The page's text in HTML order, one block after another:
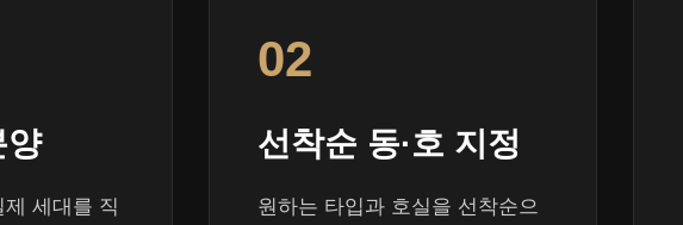
양
세대를 직
02
선착순 동·호 지정
원하는 타입과 호실을 선착순으